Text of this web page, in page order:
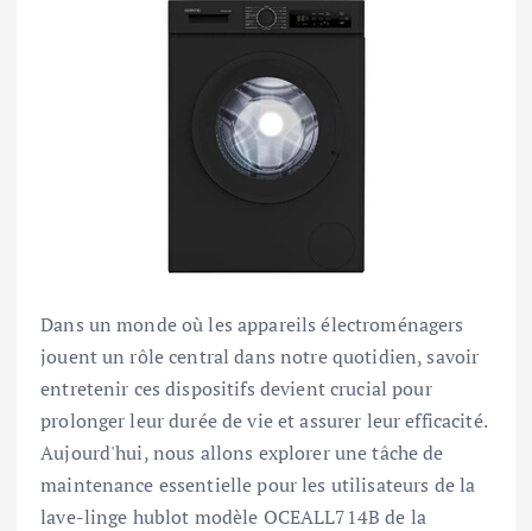
Dans un monde où les appareils électroménagers
jouent un rôle central dans notre quotidien, savoir
entretenir ces dispositifs devient crucial pour
prolonger leur durée de vie et assurer leur efficacité.
Aujourd'hui, nous allons explorer une tâche de
maintenance essentielle pour les utilisateurs de la
lave-linge hublot modèle OCEALL714B de la